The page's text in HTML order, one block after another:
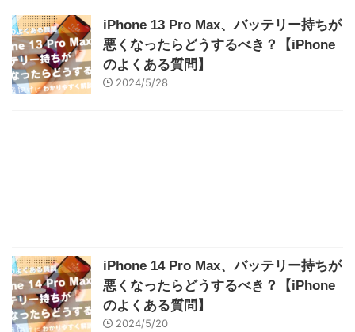
iPhone 13 Pro Max、バッテリー持ちが
悪くなったらどうするべき？【iPhone
のよくある質問】
2024/5/28
iPhone 14 Pro Max、バッテリー持ちが
悪くなったらどうするべき？【iPhone
のよくある質問】
2024/5/20